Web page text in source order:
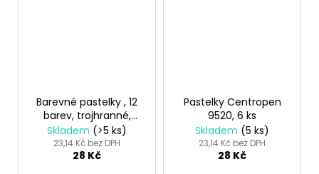
Barevné pastelky , 12
barev, trojhranné,
COOL BY VICTORIA
Skladem (>5 ks)
23,14 Kč bez DPH
28 Kč
Pastelky Centropen
9520, 6 ks
Skladem (5 ks)
23,14 Kč bez DPH
28 Kč